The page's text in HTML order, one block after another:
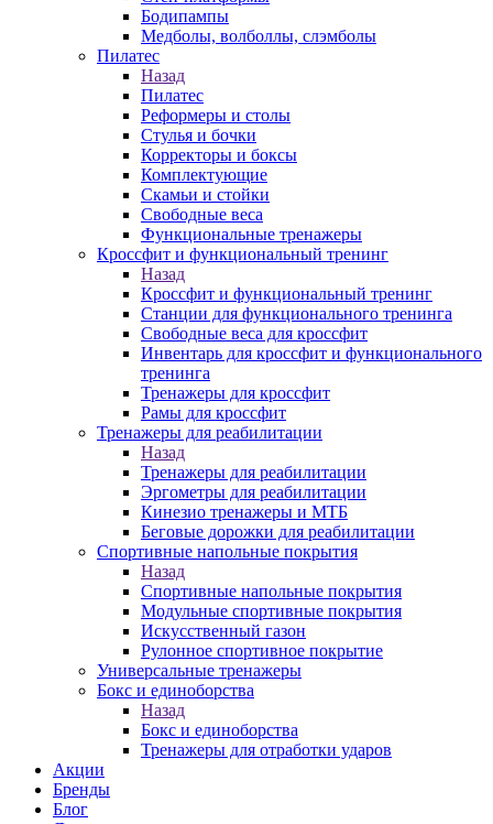
Бодипампы
Медболы, волболлы, слэмболы
Пилатес
Назад
Пилатес
Реформеры и столы
Стулья и бочки
Корректоры и боксы
Комплектующие
Скамьи и стойки
Свободные веса
Функциональные тренажеры
Кроссфит и функциональный тренинг
Назад
Кроссфит и функциональный тренинг
Станции для функционального тренинга
Свободные веса для кроссфит
Инвентарь для кроссфит и функционального
тренинга
Тренажеры для кроссфит
Рамы для кроссфит
Тренажеры для реабилитации
Назад
Тренажеры для реабилитации
Эргометры для реабилитации
Кинезио тренажеры и МТБ
Беговые дорожки для реабилитации
Спортивные напольные покрытия
Назад
Спортивные напольные покрытия
Модульные спортивные покрытия
Искусственный газон
Рулонное спортивное покрытие
Универсальные тренажеры
Бокс и единоборства
Назад
Бокс и единоборства
Тренажеры для отработки ударов
Акции
Бренды
Блог